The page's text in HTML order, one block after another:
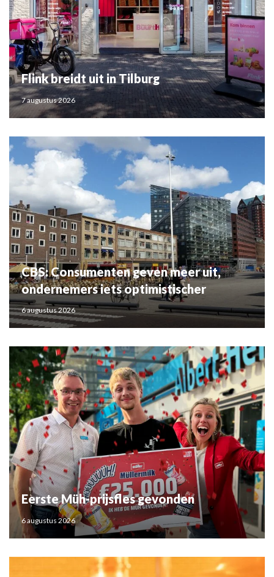
Flink breidt uit in Tilburg
7 augustus 2026
CBS: Consumenten geven meer uit,
ondernemers iets optimistischer
6 augustus 2026
Eerste Müh-prijsfles gevonden
6 augustus 2026